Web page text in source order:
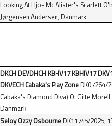
Looking At Hjo- Mc Alister's Scarlett
Jørgensen Andersen, Danmark
DKCH DEVDHCH KBHV17 KBHJV17
DKVECH Cabaka's Play ZoneDK07264/
Cabaka's Diamond Diva) O: Gitte
Danmark
Seloy Ozzy OsbourneDK11745/2025,